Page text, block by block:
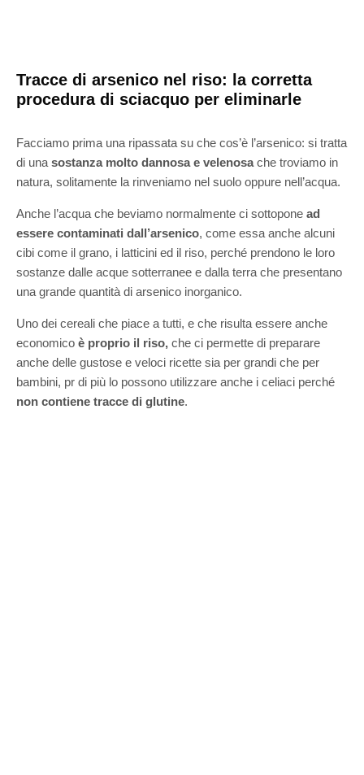
Tracce di arsenico nel riso: la corretta
procedura di sciacquo per eliminarle
Facciamo prima una ripassata su che cos’è l’arsenico: si tratta
di una sostanza molto dannosa e velenosache troviamo in
natura, solitamente la rinveniamo nel suolo oppure nell’acqua.
Anche l’acqua che beviamo normalmente ci sottopone ad
essere contaminati dall’arsenico, come essa anche alcuni
cibi come il grano, i latticini ed il riso, perché prendono le loro
sostanze dalle acque sotterranee e dalla terra che presentano
una grande quantità di arsenico inorganico.
Uno dei cereali che piace a tutti, e che risulta essere anche
economico è proprio il riso, che ci permette di preparare
anche delle gustose e veloci ricette sia per grandi che per
bambini, pr di più lo possono utilizzare anche i celiaci perché
non contiene tracce di glutine.